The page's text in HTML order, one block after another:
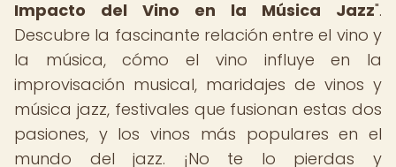
Impacto del Vino en la Música Jazz".
Descubre la fascinante relación entre el vino y
la música, cómo el vino influye en la
improvisación musical, maridajes de vinos y
música jazz, festivales que fusionan estas dos
pasiones, y los vinos más populares en el
mundo del jazz. ¡No te lo pierdas y